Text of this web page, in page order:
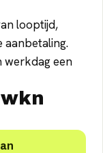
looptijd,
aanbetaling.
werkdag een
wkn